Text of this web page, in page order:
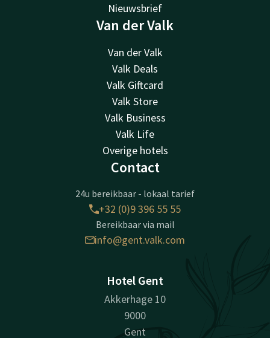
Nieuwsbrief
Van der Valk
Van der Valk
Valk Deals
Valk Giftcard
Valk Store
Valk Business
Valk Life
Overige hotels
Contact
24u bereikbaar - lokaal tarief
+32 (0)9 396 55 55
Bereikbaar via mail
info@gent.valk.com
Hotel Gent
Akkerhage 10
9000
Gent